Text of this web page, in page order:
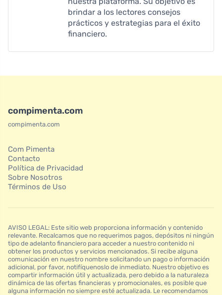
brindar a los lectores consejos
prácticos y estrategias para el éxito
financiero.
compimenta.com
compimenta.com
Com Pimenta
Contacto
Política de Privacidad
Sobre Nosotros
Términos de Uso
AVISO LEGAL: Este sitio web proporciona información y contenido
relevante. Recalcamos que no requerimos pagos, depósitos ni ningún
tipo de adelanto financiero para acceder a nuestro contenido ni
obtener los productos y servicios mencionados. Si recibe alguna
comunicación en nuestro nombre solicitando un pago o información
adicional, por favor, notifíquenoslo de inmediato. Nuestro objetivo es
compartir información útil y actualizada, pero debido a la naturaleza
dinámica de las ofertas financieras y promocionales, es posible que
alguna información no siempre esté actualizada. Le recomendamos